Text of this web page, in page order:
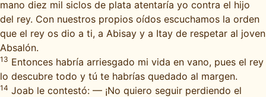
mano diez mil siclos de plata atentaría yo contra el hijo
del rey. Con nuestros propios oídos escuchamos la orden
que el rey os dio a ti, a Abisay y a Itay de respetar al joven
Absalón.
13 Entonces habría arriesgado mi vida en vano, pues el rey
lo descubre todo y tú te habrías quedado al margen.
14 Joab le contestó: — ¡No quiero seguir perdiendo el